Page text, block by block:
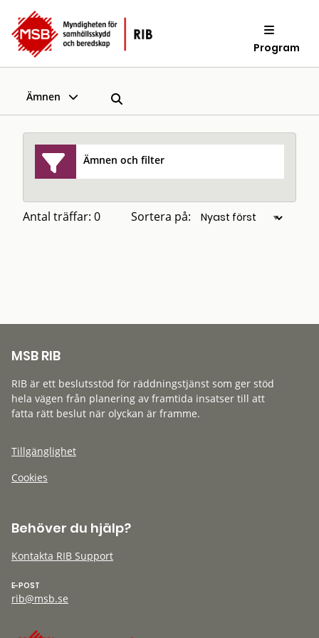
Program
Ämnen
Ämnen och filter
Antal träffar: 0 Sortera på:
MSB RIB
RIB är ett beslutsstöd för räddningstjänst som ger stöd
hela vägen från planering av framtida insatser till att
fatta rätt beslut när olyckan är framme.
Tillgänglighet
Cookies
Behöver du hjälp?
Kontakta RIB Support
E-POST
rib@msb.se